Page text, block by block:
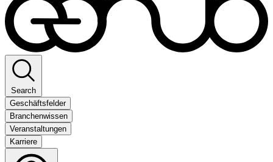
Search
Geschäftsfelder
Branchenwissen
Veranstaltungen
Karriere